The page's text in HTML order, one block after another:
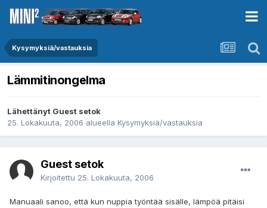
Kysymyksiä/vastauksia
Lämmitinongelma
Lähettänyt Guest setok
25. Lokakuuta, 2006 alueella Kysymyksiä/vastauksia
Guest setok
Kirjoitettu 25. Lokakuuta, 2006
Manuaali sanoo, että kun nuppia työntää sisälle, lämpöä pitäisi